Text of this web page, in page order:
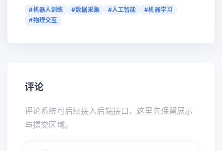
#机器人训练 #数据采集 #人工智能
#机器学习
#物理交互
评论
评论系统可后续接入后端接口，这里先保留展示
与提交区域。